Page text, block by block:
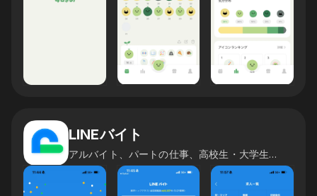
LINEバイト
アルバイト、パートの仕事、高校生・大学生・フリーター